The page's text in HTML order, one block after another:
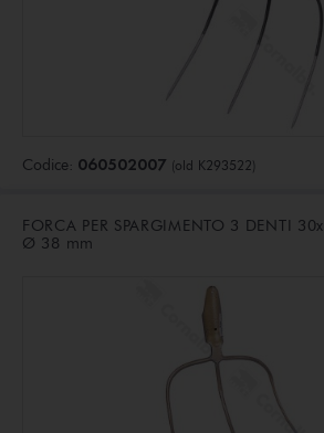
Codice: 060502007 (old K293522)
FORCA PER SPARGIMENTO 3 DENTI
Ø 38 mm